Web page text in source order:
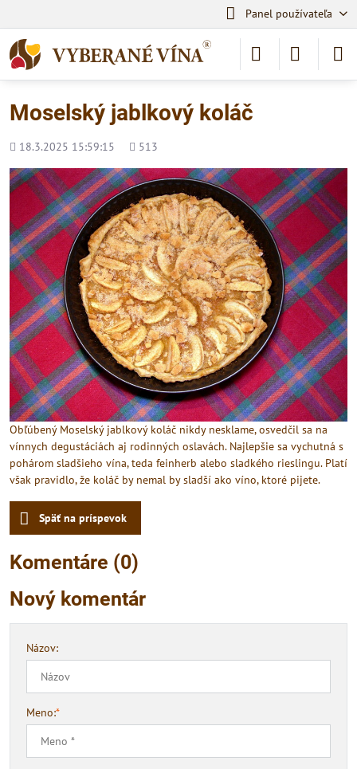
Panel používateľa
Moselský jablkový koláč
Pridané
18.3.2025 15:59:15
Počet
513
Obľúbený Moselský jablkový koláč nikdy nesklame, osvedčil sa na
vínnych degustáciách aj rodinných oslavách. Najlepšie sa vychutná s
pohárom sladšieho vína, teda feinherb alebo sladkého rieslingu. Platí
však pravidlo, že koláč by nemal by sladší ako víno, ktoré pijete.
Späť na príspevok
Komentáre (0)
Nový komentár
Názov:
Meno:*